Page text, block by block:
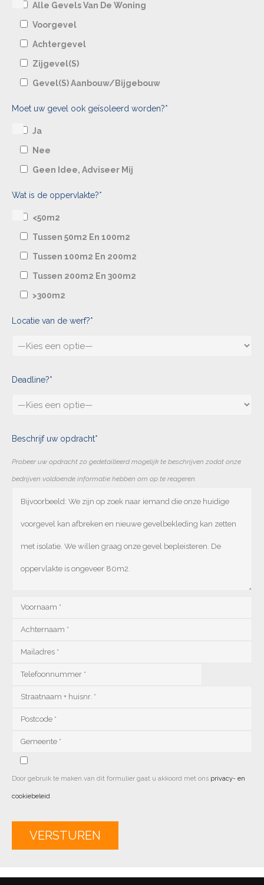
Alle Gevels Van De Woning
Voorgevel
Achtergevel
Zijgevel(s)
Gevel(s) Aanbouw/bijgebouw
Moet uw gevel ook geïsoleerd worden?*
Ja
Nee
Geen Idee, Adviseer Mij
Wat is de oppervlakte?*
<50m2
Tussen 50m2 En 100m2
Tussen 100m2 En 200m2
Tussen 200m2 En 300m2
>300m2
Locatie van de werf?*
Deadline?*
Beschrijf uw opdracht*
Probeer uw opdracht zo gedetailleerd mogelijk te beschrijven zodat onze
bedrijven voldoende informatie hebben om op te reageren.
Door gebruik te maken van dit formulier gaat u akkoord met ons privacy- en
cookiebeleid.